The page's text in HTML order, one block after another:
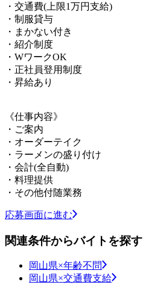
・交通費(上限1万円支給)
・制服貸与
・まかない付き
・紹介制度
・WワークOK
・正社員登用制度
・昇給あり
《仕事内容》
・ご案内
・オーダーテイク
・ラーメンの盛り付け
・会計(全自動)
・料理提供
・その他付随業務
応募画面に進む
関連条件からバイトを探す
岡山県×年齢不問
岡山県×交通費支給